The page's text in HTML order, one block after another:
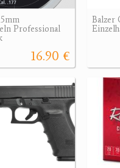
Professional
16.90 €
Balzer